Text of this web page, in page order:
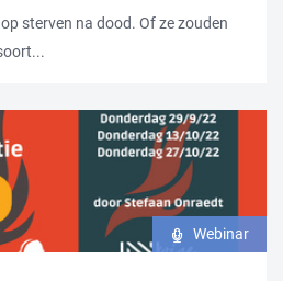
sterven na dood. Of ze zouden
Webinar